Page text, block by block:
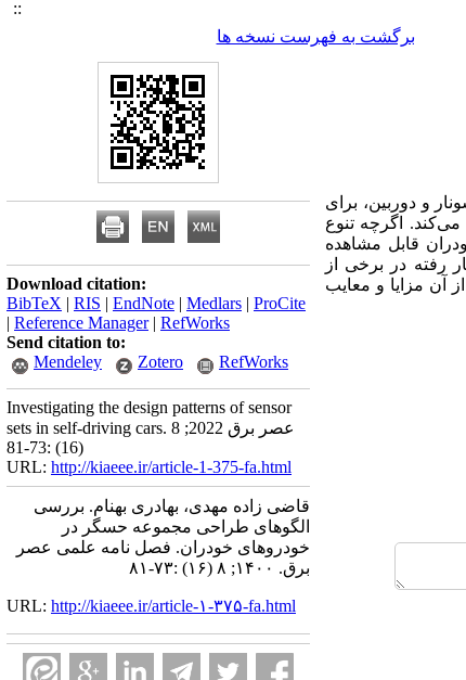
برگشت به فهرست نسخه ها
و دوربین، برای
اگرچه تنوع
قابل مشاهده
رفته در برخی از
مزایا و معایب
Download citation:
BibTeX | RIS | EndNote | Medlars | ProCite
| Reference Manager| RefWorks
Send citation to:
Mendeley
Zotero RefWorks
Investigating the design patterns of sensor
sets in self-driving cars. عصر برق 2022; 8
(16) :73-81
URL: http://kiaeee.ir/article-1-375-fa.html
قاضی زاده مهدی، بهادری بهنام. بررسی
الگوهای طراحی مجموعه حسگر در
خودروهای خودران. فصل نامه علمی عصر
برق. ۱۴۰۰; ۸ (۱۶) :۷۳-۸۱
URL: http://kiaeee.ir/article-۱-۳۷۵-fa.html